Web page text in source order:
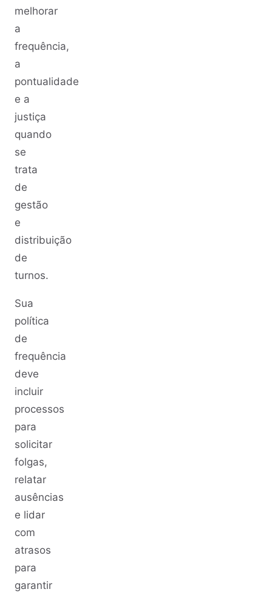
melhorar
a
frequência,
a
pontualidade
e a
justiça
quando
se
trata
de
gestão
e
distribuição
de
turnos.
Sua
política
de
frequência
deve
incluir
processos
para
solicitar
folgas,
relatar
ausências
e lidar
com
atrasos
para
garantir